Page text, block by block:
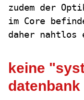
zudem der
im Core
daher nahtlos
keine
datenbank